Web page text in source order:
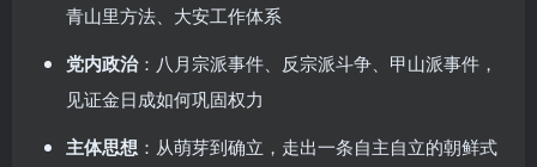
青山里方法、大安工作体系
党内政治：八月宗派事件、反宗派斗争、甲山派事件，
见证金日成如何巩固权力
主体思想 ：从萌芽到确立，走出一条自主自立的朝鲜式